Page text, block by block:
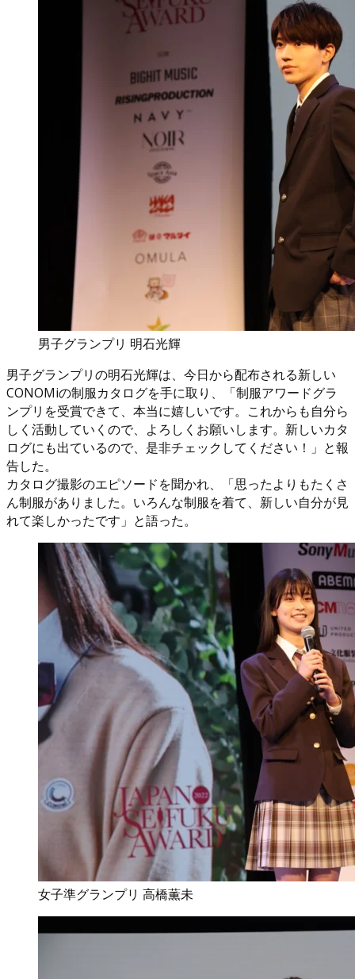
男子グランプリ 明石光輝
男子グランプリの明石光輝は、今日から配布される新しい
CONOMiの制服カタログを手に取り、「制服アワードグラ
ンプリを受賞できて、本当に嬉しいです。これからも自分ら
しく活動していくので、よろしくお願いします。新しいカタ
ログにも出ているので、是非チェックしてください！」と報
告した。
カタログ撮影のエピソードを聞かれ、「思ったよりもたくさ
ん制服がありました。いろんな制服を着て、新しい自分が見
れて楽しかったです」と語った。
女子準グランプリ 高橋薫未